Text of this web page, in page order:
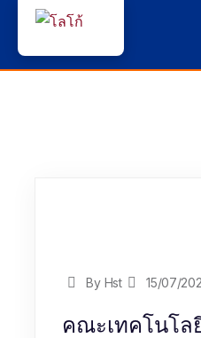
By Hst 15/07/
คณะเทคโนโล